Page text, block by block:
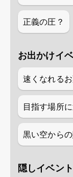
正義の圧？
お出かけイ
速くなれる
目指す場所
黒い空から
隠しイベント